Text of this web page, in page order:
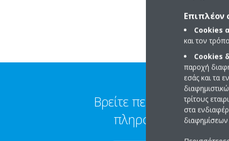
Βρείτε περισσότερες
πληροφορίες
Επιπλέον
Cookies
και τον
Cookies
παροχή
εσάς και τα
τρίτους
στα
διαφημίσεων